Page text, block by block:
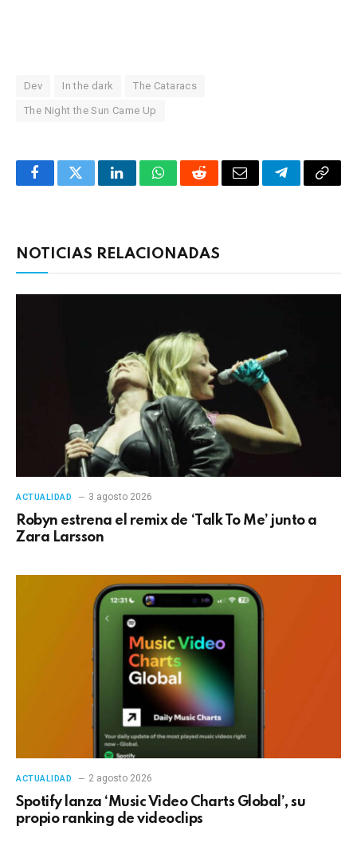
Dev In the dark The Cataracs
The Night the Sun Came Up
FacebookTwitterLinkedInWhatsAppRedditCorreoTelegrama
NOTICIAS RELACIONADAS
ACTUALIDAD 3 agosto 2026
Robyn estrena el remix de ‘Talk To Me’ junto a
Zara Larsson
ACTUALIDAD 2 agosto 2026
Spotify lanza ‘Music Video Charts Global’, su
propio ranking de videoclips